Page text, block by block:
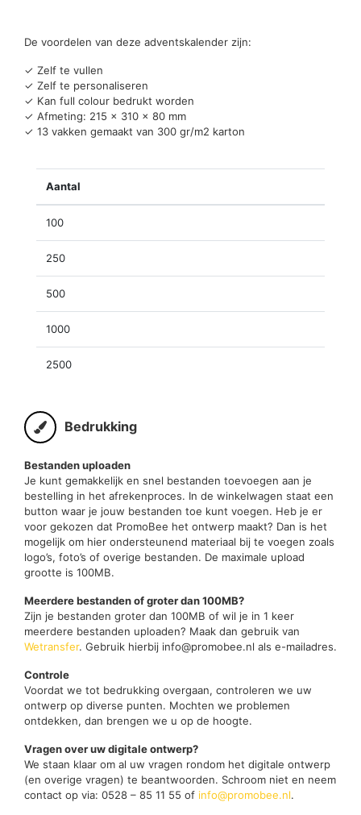
De voordelen van deze adventskalender zijn:
✓ Zelf te vullen
✓ Zelf te personaliseren
✓ Kan full colour bedrukt worden
✓ Afmeting: 215 x 310 x 80 mm
✓ 13 vakken gemaakt van 300 gr/m2 karton
Aantal
100
250
500
1000
2500
Bedrukking
Bestanden uploaden
Je kunt gemakkelijk en snel bestanden toevoegen aan je
bestelling in het afrekenproces. In de winkelwagen staat een
button waar je jouw bestanden toe kunt voegen. Heb je er
voor gekozen dat PromoBee het ontwerp maakt? Dan is het
mogelijk om hier ondersteunend materiaal bij te voegen zoals
logo’s, foto’s of overige bestanden. De maximale upload
grootte is 100MB.
Meerdere bestanden of groter dan 100MB?
Zijn je bestanden groter dan 100MB of wil je in 1 keer
meerdere bestanden uploaden? Maak dan gebruik van
Wetransfer. Gebruik hierbij info@promobee.nl als e-mailadres.
Controle
Voordat we tot bedrukking overgaan, controleren we uw
ontwerp op diverse punten. Mochten we problemen
ontdekken, dan brengen we u op de hoogte.
Vragen over uw digitale ontwerp?
We staan klaar om al uw vragen rondom het digitale ontwerp
(en overige vragen) te beantwoorden. Schroom niet en neem
contact op via: 0528 – 85 11 55 of info@promobee.nl.